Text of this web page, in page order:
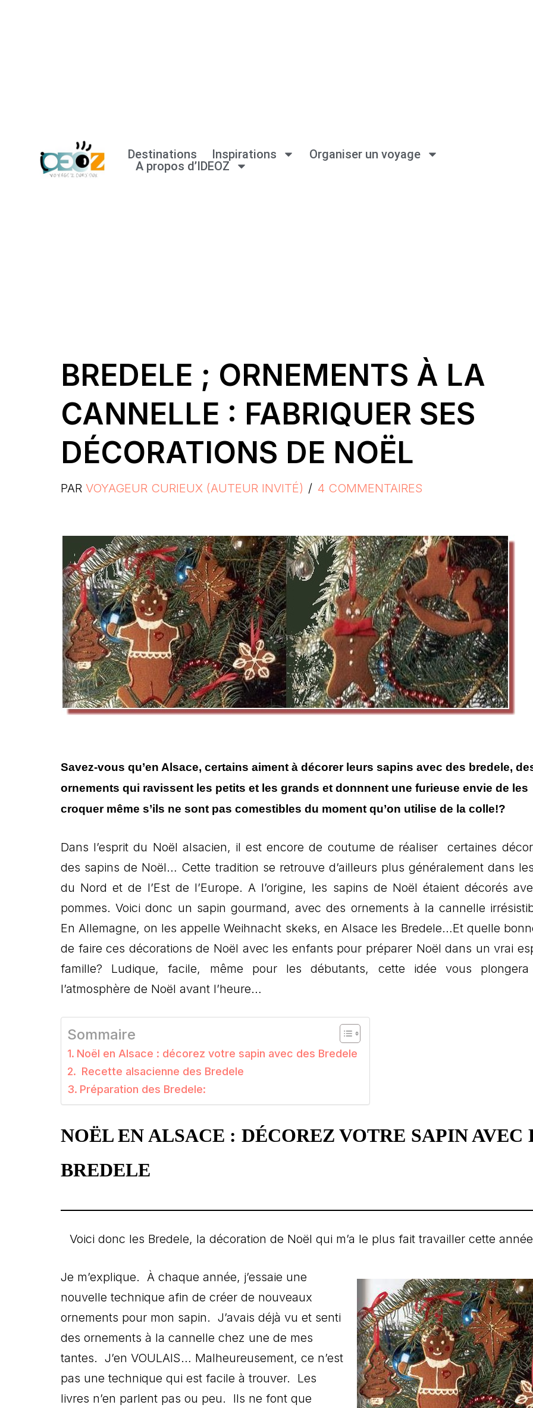
Destinations Inspirations
Organiser un voyage
A propos d’IDEOZ
BREDELE ; ORNEMENTS À LA
CANNELLE : FABRIQUER SES
DÉCORATIONS DE NOËL
PAR VOYAGEUR CURIEUX (AUTEUR INVITÉ) 4 COMMENTAIRES
Savez-vous qu’en Alsace, certains aiment à décorer leurs sapins avec des bredele,
ornements qui ravissent les petits et les grands et donnnent une furieuse envie de les
croquer même s’ils ne sont pas comestibles du moment qu’on utilise de la colle!?
Dans l’esprit du Noël alsacien, il est encore de coutume de réaliser certaines
des sapins de Noël… Cette tradition se retrouve d’ailleurs plus généralement dans
du Nord et de l’Est de l’Europe. A l’origine, les sapins de Noël étaient décorés
pommes. Voici donc un sapin gourmand, avec des ornements à la cannelle
En Allemagne, on les appelle Weihnacht skeks, en Alsace les Bredele…Et quelle
de faire ces décorations de Noël avec les enfants pour préparer Noël dans un vrai
famille? Ludique, facile, même pour les débutants, cette idée vous
l’atmosphère de Noël avant l’heure…
Sommaire
Noël en Alsace : décorez votre sapin avec des Bredele
Recette alsacienne des Bredele
Préparation des Bredele:
NOËL EN ALSACE : DÉCOREZ VOTRE SAPIN AVEC
BREDELE
Voici donc les Bredele, la décoration de Noël qui m’a le plus fait travailler cette
Je m’explique. À chaque année, j’essaie une
nouvelle technique afin de créer de nouveaux
ornements pour mon sapin. J’avais déjà vu et senti
des ornements à la cannelle chez une de mes
tantes. J’en VOULAIS… Malheureusement, ce n’est
pas une technique qui est facile à trouver. Les
livres n’en parlent pas ou peu. Ils ne font que